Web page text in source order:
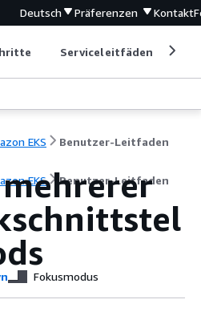
Deutsch Präferenzen Kontakt
Serviceleitfäden
EKS Benutzer-Leitfaden
EKS Benutzer-Leitfaden
Fokusmodus